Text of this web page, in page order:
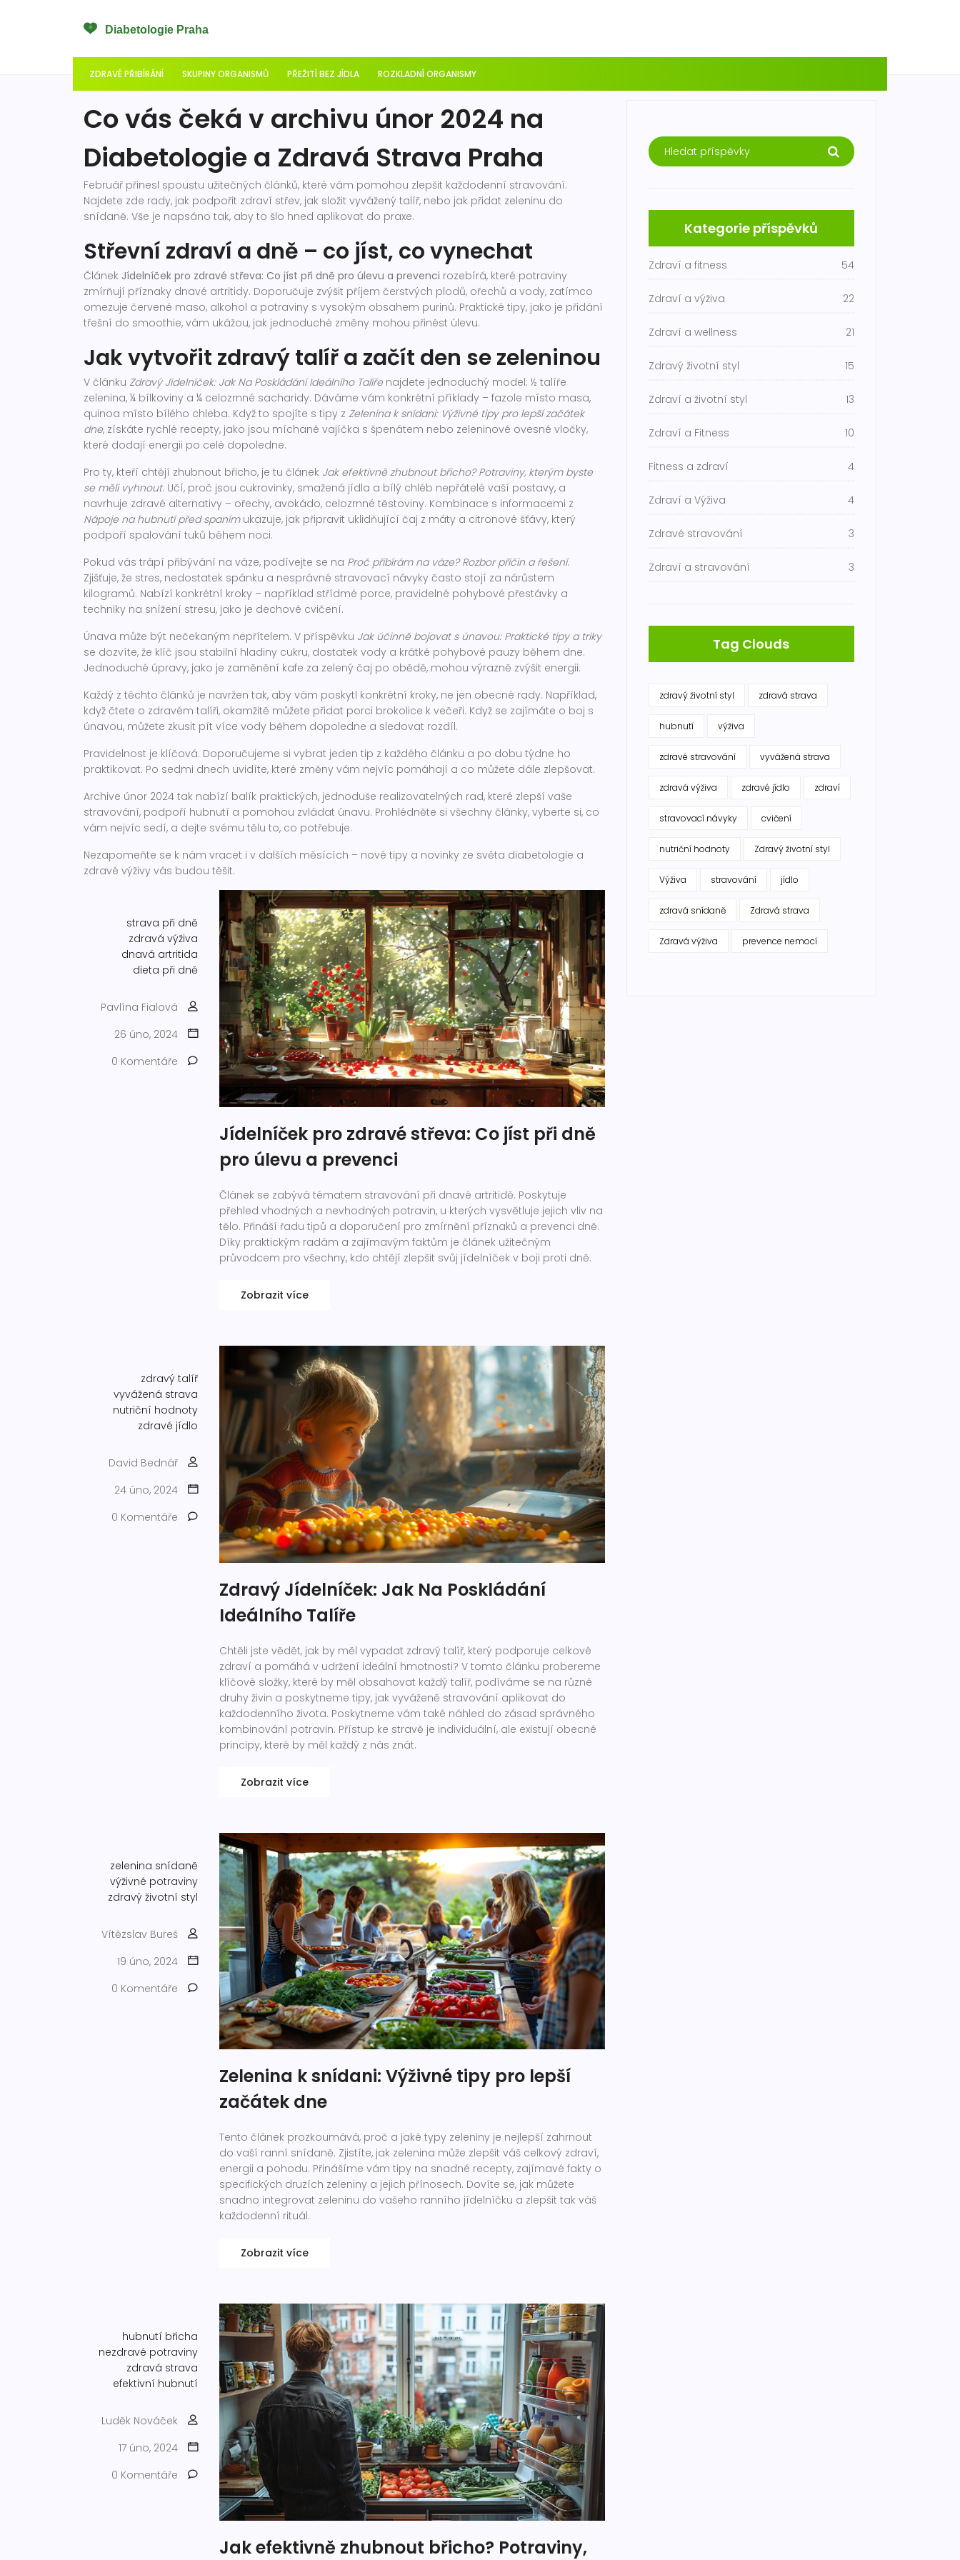
ZDRAVÉ PŘIBÍRÁNÍ SKUPINY ORGANISMŮ PŘEŽITÍ BEZ JÍDLA ROZKLADNÍ ORGANISMY
Co vás čeká v archivu únor 2024 na
Diabetologie a Zdravá Strava Praha
Februář přinesl spoustu užitečných článků, které vám pomohou zlepšit každodenní stravování.
Najdete zde rady, jak podpořit zdraví střev, jak složit vyvážený talíř, nebo jak přidat zeleninu do
snídaně. Vše je napsáno tak, aby to šlo hned aplikovat do praxe.
Střevní zdraví a dně – co jíst, co vynechat
Článek Jídelníček pro zdravé střeva: Co jíst při dně pro úlevu a prevenci rozebírá, které potraviny
zmírňují příznaky dnavé artritidy. Doporučuje zvýšit příjem čerstvých plodů, ořechů a vody, zatímco
omezuje červené maso, alkohol a potraviny s vysokým obsahem purinů. Praktické tipy, jako je přidání
třešní do smoothie, vám ukážou, jak jednoduché změny mohou přinést úlevu.
Jak vytvořit zdravý talíř a začít den se zeleninou
V článku Zdravý Jídelníček: Jak Na Poskládání Ideálního Talíře najdete jednoduchý model: ½ talíře
zelenina, ¼ bílkoviny a ¼ celozrnné sacharidy. Dáváme vám konkrétní příklady – fazole místo masa,
quinoa místo bílého chleba. Když to spojíte s tipy z Zelenina k snídani: Výživné tipy pro lepší začátek
dne, získáte rychlé recepty, jako jsou míchané vajíčka s špenátem nebo zeleninové ovesné vločky,
které dodají energii po celé dopoledne.
Pro ty, kteří chtějí zhubnout břicho, je tu článek Jak efektivně zhubnout břicho? Potraviny, kterým byste
se měli vyhnout. Učí, proč jsou cukrovinky, smažená jídla a bílý chléb nepřátelé vaší postavy, a
navrhuje zdravé alternativy – ořechy, avokádo, celozrnné těstoviny. Kombinace s informacemi z
Nápoje na hubnutí před spanímukazuje, jak připravit uklidňující čaj z máty a citronové šťávy, který
podpoří spalování tuků během noci.
Pokud vás trápí přibývání na váze, podívejte se na Proč přibírám na váze? Rozbor příčin a řešení.
Zjišťuje, že stres, nedostatek spánku a nesprávné stravovací návyky často stojí za nárůstem
kilogramů. Nabízí konkrétní kroky – například střídmé porce, pravidelné pohybové přestávky a
techniky na snížení stresu, jako je dechové cvičení.
Únava může být nečekaným nepřítelem. V příspěvku Jak účinně bojovat s únavou: Praktické tipy a triky
se dozvíte, že klíč jsou stabilní hladiny cukru, dostatek vody a krátké pohybové pauzy během dne.
Jednoduché úpravy, jako je zaměnění kafe za zelený čaj po obědě, mohou výrazně zvýšit energii.
Každý z těchto článků je navržen tak, aby vám poskytl konkrétní kroky, ne jen obecné rady. Například,
když čtete o zdravém talíři, okamžitě můžete přidat porci brokolice k večeři. Když se zajímáte o boj s
únavou, můžete zkusit pít více vody během dopoledne a sledovat rozdíl.
Pravidelnost je klíčová. Doporučujeme si vybrat jeden tip z každého článku a po dobu týdne ho
praktikovat. Po sedmi dnech uvidíte, které změny vám nejvíc pomáhají a co můžete dále zlepšovat.
Archive únor 2024 tak nabízí balík praktických, jednoduše realizovatelných rad, které zlepší vaše
stravování, podpoří hubnutí a pomohou zvládat únavu. Prohlédněte si všechny články, vyberte si, co
vám nejvíc sedí, a dejte svému tělu to, co potřebuje.
Nezapomeňte se k nám vracet i v dalších měsících – nové tipy a novinky ze světa diabetologie a
zdravé výživy vás budou těšit.
strava při dně
zdravá výživa
dnavá artritida
dieta při dně
Pavlína Fialová
26 úno, 2024
0 Komentáře
Jídelníček pro zdravé střeva: Co jíst při dně
pro úlevu a prevenci
Článek se zabývá tématem stravování při dnavé artritidě. Poskytuje
přehled vhodných a nevhodných potravin, u kterých vysvětluje jejich vliv na
tělo. Přináší řadu tipů a doporučení pro zmírnění příznaků a prevenci dně.
Díky praktickým radám a zajímavým faktům je článek užitečným
průvodcem pro všechny, kdo chtějí zlepšit svůj jídelníček v boji proti dně.
Zobrazit více
zdravý talíř
vyvážená strava
nutriční hodnoty
zdravé jídlo
David Bednář
24 úno, 2024
0 Komentáře
Zdravý Jídelníček: Jak Na Poskládání
Ideálního Talíře
Chtěli jste vědět, jak by měl vypadat zdravý talíř, který podporuje celkové
zdraví a pomáhá v udržení ideální hmotnosti? V tomto článku probereme
klíčové složky, které by měl obsahovat každý talíř, podíváme se na různé
druhy živin a poskytneme tipy, jak vyváženě stravování aplikovat do
každodenního života. Poskytneme vám také náhled do zásad správného
kombinování potravin. Přístup ke stravě je individuální, ale existují obecné
principy, které by měl každý z nás znát.
Zobrazit více
zelenina snídaně
výživné potraviny
zdravý životní styl
Vítězslav Bureš
19 úno, 2024
0 Komentáře
Zelenina k snídani: Výživné tipy pro lepší
začátek dne
Tento článek prozkoumává, proč a jaké typy zeleniny je nejlepší zahrnout
do vaší ranní snídaně. Zjistíte, jak zelenina může zlepšit váš celkový zdraví,
energii a pohodu. Přinášíme vám tipy na snadné recepty, zajímavé fakty o
specifických druzích zeleniny a jejich přínosech. Dovíte se, jak můžete
snadno integrovat zeleninu do vašeho ranního jídelníčku a zlepšit tak váš
každodenní rituál.
Zobrazit více
hubnutí břicha
nezdravé potraviny
zdravá strava
efektivní hubnutí
Luděk Nováček
17 úno, 2024
0 Komentáře
Jak efektivně zhubnout břicho? Potraviny,
Kategorie příspěvků
Zdraví a fitness 54
Zdraví a výživa 22
Zdraví a wellness 21
Zdravý životní styl 15
Zdraví a životní styl 13
Zdraví a Fitness 10
Fitness a zdraví 4
Zdraví a Výživa 4
Zdravé stravování 3
Zdraví a stravování 3
Tag Clouds
zdravý životní styl zdravá strava
hubnutí výživa
zdravé stravování vyvážená strava
zdravá výživa zdravé jídlo zdraví
stravovací návyky cvičení
nutriční hodnoty Zdravý životní styl
Výživa stravování jídlo
zdravá snídaně Zdravá strava
Zdravá výživa prevence nemocí